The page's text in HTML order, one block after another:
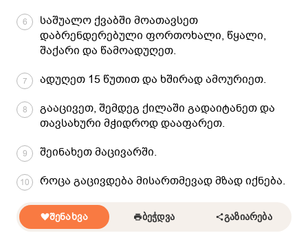
6
საშუალო ქვაბში მოათავსეთ
დაბრენდერებული ფორთოხალი, წყალი,
შაქარი და წამოადუღეთ.
7 ადუღეთ 15 წუთით და ხშირად ამოურიეთ.
8
გააცივეთ, შემდეგ ქილაში გადაიტანეთ და
თავსახური მჭიდროდ დააფარეთ.
9 შეინახეთ მაცივარში.
10 როცა გაცივდება მისართმევად მზად იქნება.
ᲨᲔᲜᲐᲮᲕᲐ ᲑᲔᲭᲓᲕᲐ ᲒᲐᲖᲘᲐᲠᲔᲑᲐ